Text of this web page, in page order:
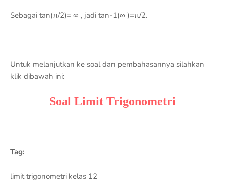
Sebagai tan(π/2)= ∞ , jadi tan-1(∞ )=π/2.
Untuk melanjutkan ke soal dan pembahasannya silahkan
klik dibawah ini:
Soal Limit Trigonometri
Tag:
limit trigonometri kelas 12